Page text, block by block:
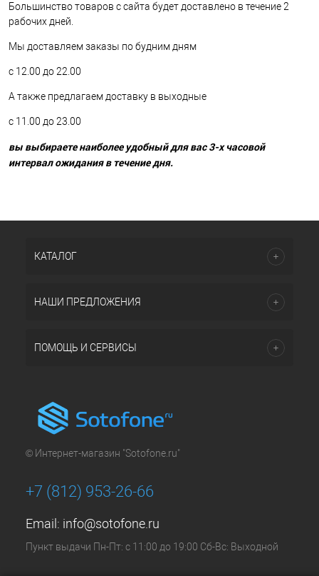
Большинство товаров с сайта будет доставлено в течение 2
рабочих дней.
Мы доставляем заказы по будним дням
с 12.00 до 22.00
А также предлагаем доставку в выходные
с 11.00 до 23.00
вы выбираете наиболее удобный для вас 3-х часовой
интервал ожидания в течение дня.
КАТАЛОГ
НАШИ ПРЕДЛОЖЕНИЯ
ПОМОЩЬ И СЕРВИСЫ
© Интернет-магазин "Sotofone.ru"
+7 (812) 953-26-66
Email: info@sotofone.ru
Пункт выдачи Пн-Пт: с 11:00 до 19:00 Сб-Вс: Выходной